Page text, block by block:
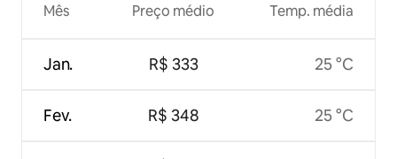
Mês
Jan.
Fev.
Preço médio
R$ 333
R$ 348
Temp. média
25 °C
25 °C